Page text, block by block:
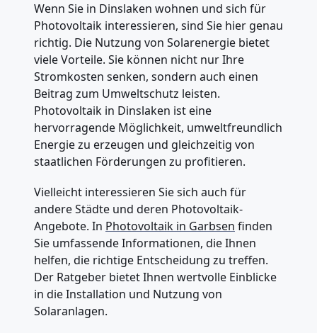
Wenn Sie in Dinslaken wohnen und sich für
Photovoltaik interessieren, sind Sie hier genau
richtig. Die Nutzung von Solarenergie bietet
viele Vorteile. Sie können nicht nur Ihre
Stromkosten senken, sondern auch einen
Beitrag zum Umweltschutz leisten.
Photovoltaik in Dinslaken ist eine
hervorragende Möglichkeit, umweltfreundlich
Energie zu erzeugen und gleichzeitig von
staatlichen Förderungen zu profitieren.
Vielleicht interessieren Sie sich auch für
andere Städte und deren Photovoltaik-
Angebote. In Photovoltaik in Garbsen finden
Sie umfassende Informationen, die Ihnen
helfen, die richtige Entscheidung zu treffen.
Der Ratgeber bietet Ihnen wertvolle Einblicke
in die Installation und Nutzung von
Solaranlagen.